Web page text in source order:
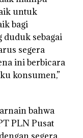
untuk
bagi
duduk sebagai
segera
ini berbicara
konsumen,”
bahwa
PLN Pusat